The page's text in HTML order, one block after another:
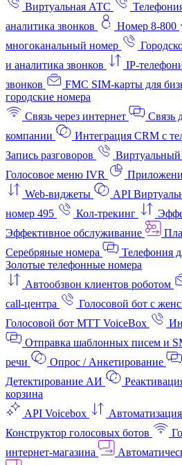
Виртуальная АТС
аналитика звонков
Номер 8-800
многоканальный номер
и аналитика звонков
IP-
звонков
FMC SIM-карты для
городские номера
Связь через интернет
Связь
компании
Интеграция CRM с
Запись разговоров
Виртуальный
Голосовое меню IVR
Web-виджеты
API
номер 495
Кол-трекинг
Эффективное обслуживание
Серебряные номера
Телефония
Золотые телефонные номера
Автообзвон клиентов роботом
call-центра
Голосовой бот с
Голосовой бот МТТ VoiceBox
Отправка шаблонных писем и
речи
Опрос / Анкетирование
Детектирование АИ
корзина
API Voicebox
Конструктор голосовых ботов
интернет‑магазина